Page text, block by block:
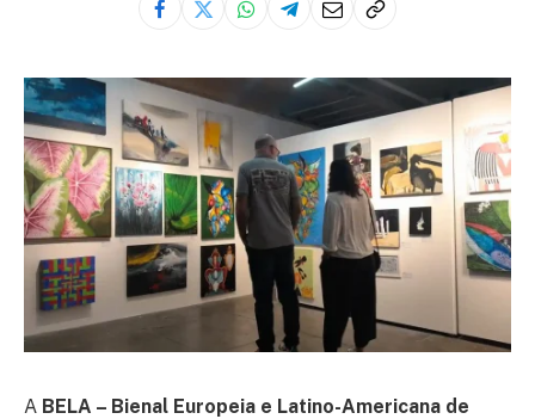
A BELA – Bienal Europeia e Latino-Americana de